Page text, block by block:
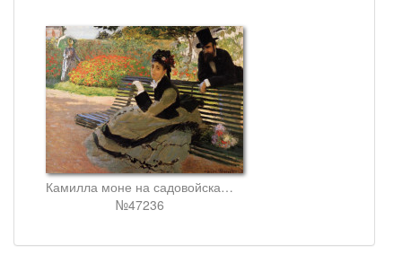
Камилла моне на садовойскамейке
№47236